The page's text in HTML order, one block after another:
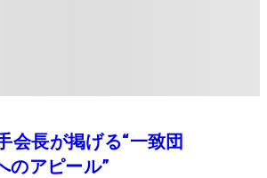
会長が掲げる“一致団
のアピール”